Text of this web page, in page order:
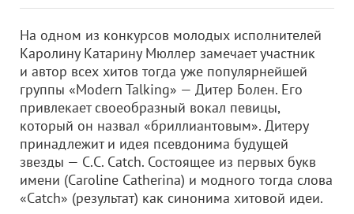
На одном из конкурсов молодых исполнителей
Каролину Катарину Мюллер замечает участник
и автор всех хитов тогда уже популярнейшей
группы «Modern Talking» — Дитер Болен. Его
привлекает своеобразный вокал певицы,
который он назвал «бриллиантовым». Дитеру
принадлежит и идея псевдонима будущей
звезды — C.C. Catch. Состоящее из первых букв
имени (Caroline Catherina) и модного тогда слова
«Catch» (результат) как синонима хитовой идеи.